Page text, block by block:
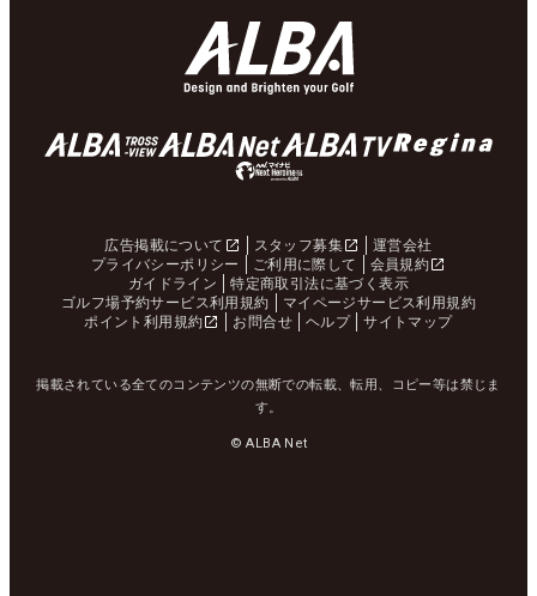
広告掲載について スタッフ募集
運営会社
プライバシーポリシー
ご利用に際して
会員規約
ガイドライン
特定商取引法に基づく表示
ゴルフ場予約サービス利用規約
マイページサービス利用規約
ポイント利用規約
お問合せ ヘルプ サイトマップ
掲載されている全てのコンテンツの無断での転載、転用、コピー等は禁じま
す。
© ALBA Net